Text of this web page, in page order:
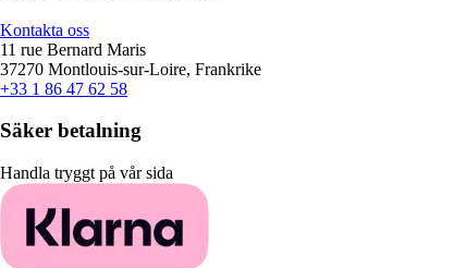
Kontakta oss
11 rue Bernard Maris
37270 Montlouis-sur-Loire, Frankrike
+33 1 86 47 62 58
Säker betalning
Handla tryggt på vår sida